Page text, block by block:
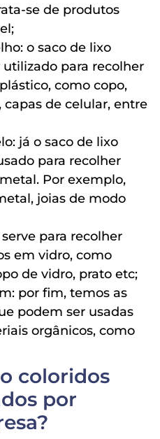
se de produtos
o saco de lixo
para recolher
como copo,
de celular, entre
já o saco de lixo
para recolher
Por exemplo,
joias de modo
para recolher
em vidro, como
de vidro, prato etc;
por fim, temos as
podem ser usadas
orgânicos, como
coloridos
por